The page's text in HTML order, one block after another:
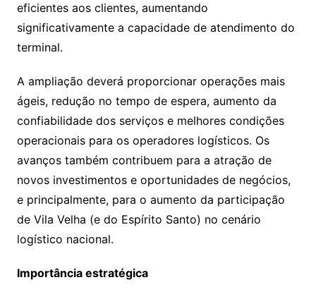
eficientes aos clientes, aumentando
significativamente a capacidade de atendimento do
terminal.
A ampliação deverá proporcionar operações mais
ágeis, redução no tempo de espera, aumento da
confiabilidade dos serviços e melhores condições
operacionais para os operadores logísticos. Os
avanços também contribuem para a atração de
novos investimentos e oportunidades de negócios,
e principalmente, para o aumento da participação
de Vila Velha (e do Espírito Santo) no cenário
logístico nacional.
Importância estratégica